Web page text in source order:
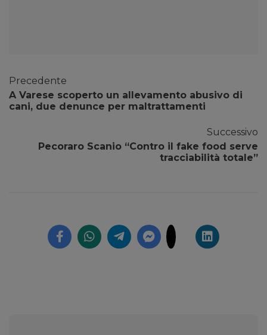
Precedente
A Varese scoperto un allevamento abusivo di
cani, due denunce per maltrattamenti
Successivo
Pecoraro Scanio “Contro il fake food serve
tracciabilità totale”